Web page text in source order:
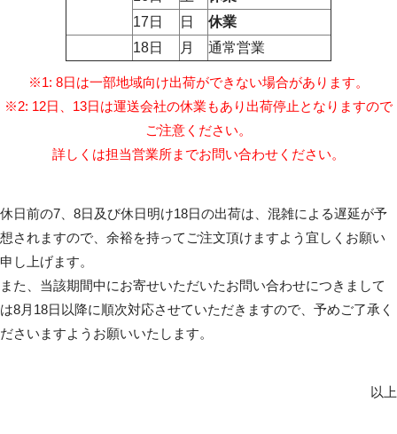
17日
日
休業
18日
月 通常営業
※1: 8日は一部地域向け出荷ができない場合があります。
※2: 12日、13日は運送会社の休業もあり出荷停止となりますので
ご注意ください。
詳しくは担当営業所までお問い合わせください。
休日前の7、8日及び休日明け18日の出荷は、混雑による遅延が予
想されますので、余裕を持ってご注文頂けますよう宜しくお願い
申し上げます。
また、当該期間中にお寄せいただいたお問い合わせにつきまして
は8月18日以降に順次対応させていただきますので、予めご了承く
ださいますようお願いいたします。
以上